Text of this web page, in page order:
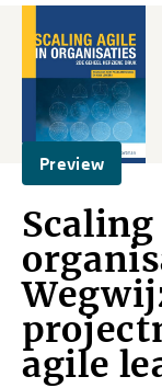
Preview
agile